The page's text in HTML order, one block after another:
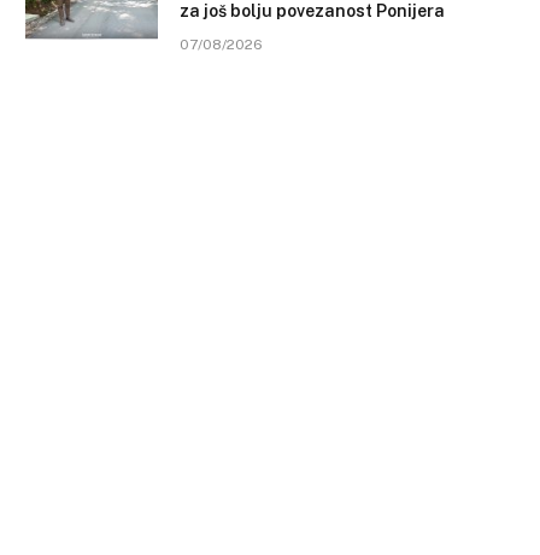
za još bolju povezanost Ponijera
07/08/2026